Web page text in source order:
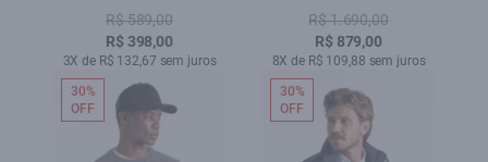
R$ 589,00
R$ 398,00
3X de R$ 132,67 sem juros
Golf Classic Fur Preto
R$ 1.690,00
R$ 879,00
8X de R$ 109,88 sem juros
30%
OFF
30%
OFF